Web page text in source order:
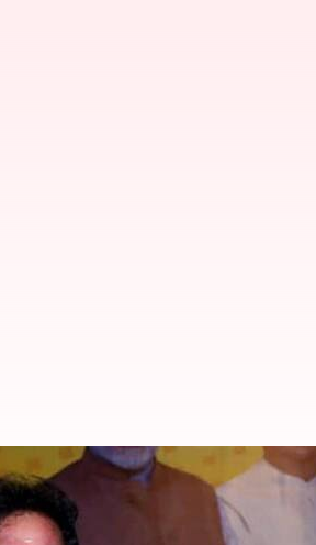
2023: తెలంగాణలో